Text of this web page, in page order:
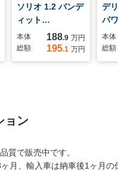
ソリオ 1.2 バンデ
ィット…
本体 188.9 万円
総額
195.1 万円
デ
パ
本体
総額
ョン
質で販売中です。
月、輸入車は納車後1ヶ月の